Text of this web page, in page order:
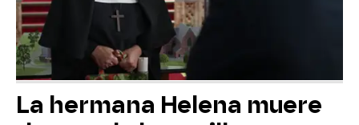
La hermana Helena muere